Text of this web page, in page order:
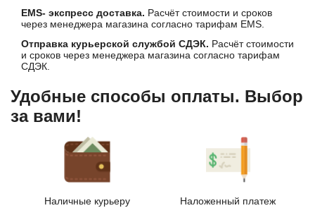
EMS- экспресс доставка. Расчёт стоимости и сроков
через менеджера магазина согласно тарифам EMS.
Отправка курьерской службой СДЭК. Расчёт стоимости
и сроков через менеджера магазина согласно тарифам
СДЭК.
Удобные способы оплаты. Выбор
за вами!
Наличные курьеру Наложенный платеж